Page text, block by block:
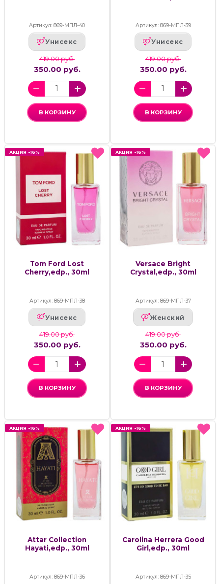
Артикул: 869-МПЛ-40
Унисекс
419.00 руб.
350.00 руб.
В КОРЗИНУ
Артикул: 869-МПЛ-39
Унисекс
419.00 руб.
350.00 руб.
В КОРЗИНУ
АКЦИЯ -16%
Tom Ford Lost
Cherry,edp., 30ml
Артикул: 869-МПЛ-38
Унисекс
АКЦИЯ -16%
419.00 руб.
350.00 руб.
В КОРЗИНУ
АКЦИЯ -16%
Versace Bright
Crystal,edp., 30ml
Артикул: 869-МПЛ-37
Женский
АКЦИЯ -16%
419.00 руб.
350.00 руб.
В КОРЗИНУ
АКЦИЯ -16%
Attar Collection
Hayati,edp., 30ml
Артикул: 869-МПЛ-36
АКЦИЯ -16% АКЦИЯ -16%
Carolina Herrera Good
Girl,edp., 30ml
Артикул: 869-МПЛ-35
АКЦИЯ -16%